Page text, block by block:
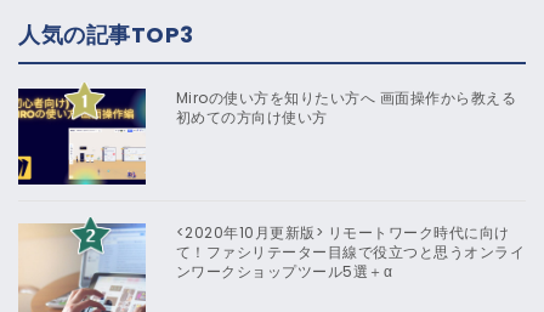
人気の記事TOP3
Miroの使い方を知りたい方へ 画面操作から教える
初めての方向け使い方
<2020年10月更新版> リモートワーク時代に向け
て！ファシリテーター目線で役立つと思うオンライ
ンワークショップツール5選＋α